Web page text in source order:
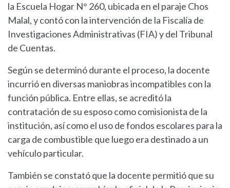
la Escuela Hogar N° 260, ubicada en el paraje Chos
Malal, y contó con la intervención de la Fiscalía de
Investigaciones Administrativas (FIA) y del Tribunal
de Cuentas.
Según se determinó durante el proceso, la docente
incurrió en diversas maniobras incompatibles con la
función pública. Entre ellas, se acreditó la
contratación de su esposo como comisionista de la
institución, así como el uso de fondos escolares para la
carga de combustible que luego era destinado a un
vehículo particular.
También se constató que la docente permitió que su